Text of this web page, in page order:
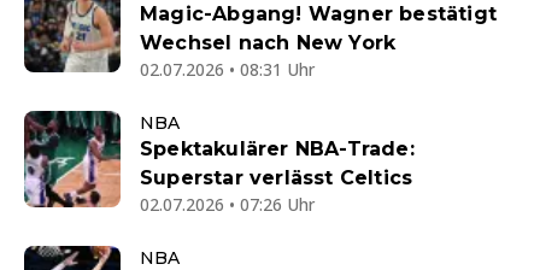
Magic-Abgang! Wagner bestätigt
Wechsel nach New York
02.07.2026 • 08:31 Uhr
NBA
Spektakulärer NBA-Trade:
Superstar verlässt Celtics
02.07.2026 • 07:26 Uhr
NBA